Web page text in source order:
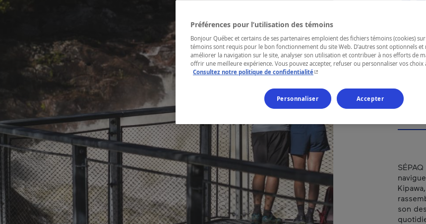
RÉGION
son
Préférences pour l’utilisation des témoins
Bonjour Québec et certains de ses partenaires emploient des fichiers témoins (cookies)
témoins sont requis pour le bon fonctionnement du site Web. D’autres sont optionnels et
améliorer la navigation sur le site, analyser son utilisation et contribuer à nos efforts de
offrir une meilleure expérience. Vous pouvez accepter, refuser ou personnaliser vos
Consultez notre politique de confidentialité- Cet hyperlien s'ouvrira dans une nouvelle
Personnaliser Accepter